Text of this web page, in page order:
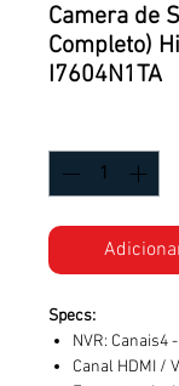
Camera de
Completo)
I7604N1TA
Specs:
NVR: Canais4
Canal HDMI /